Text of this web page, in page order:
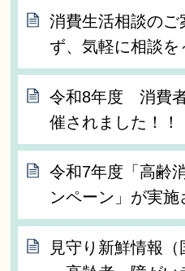
消費生活相談の
ず、気軽に相談を
令和8年度 消費
催されました！！
令和7年度「高齢
ンペーン」が実施
見守り新鮮情報（